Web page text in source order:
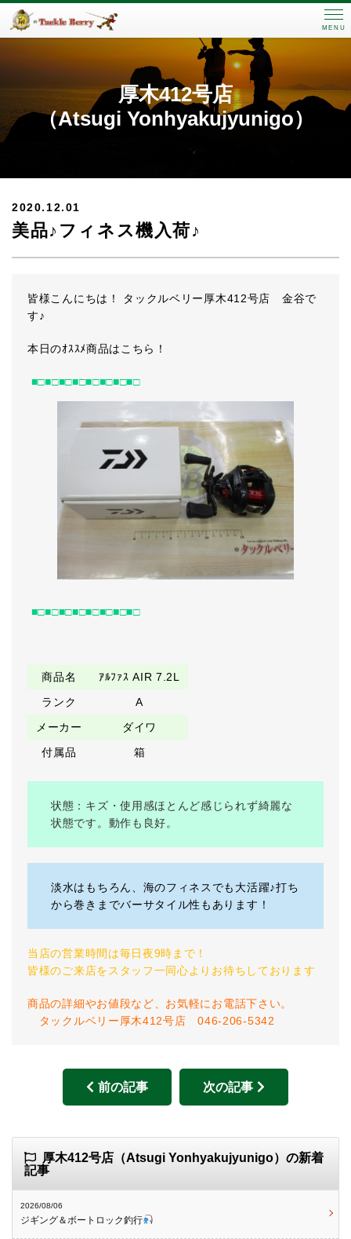
MENU
厚木412号店
（Atsugi Yonhyakujyunigo）
2020.12.01
美品♪フィネス機入荷♪
皆様こんにちは！ タックルベリー厚木412号店 金谷で
す♪
本日のｵｽｽﾒ商品はこちら！
■□■□■□■□■□■□■□■□
■□■□■□■□■□■□■□■□
商品名
ｱﾙﾌｧｽ AIR 7.2L
ランク
A
メーカー
ダイワ
付属品
箱
状態：キズ・使用感ほとんど感じられず綺麗な
状態です。動作も良好。
淡水はもちろん、海のフィネスでも大活躍♪打ち
から巻きまでバーサタイル性もあります！
当店の営業時間は毎日夜9時まで！
皆様のご来店をスタッフ一同心よりお待ちしております
商品の詳細やお値段など、お気軽にお電話下さい。
タックルベリー厚木412号店 046-206-5342
前の記事 次の記事
厚木412号店（Atsugi Yonhyakujyunigo）の新着
記事
2026/08/06
ジギング＆ボートロック釣行